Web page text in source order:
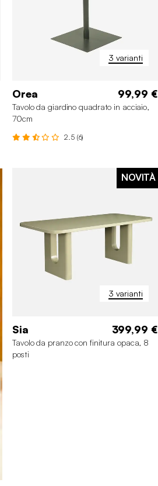
3 varianti
Orea 99,99 €
Tavolo da giardino quadrato in acciaio,
70cm
2.5 (6)
3 varianti
NOVITÀ
Sia 399,99 €
Tavolo da pranzo con finitura opaca, 8
posti